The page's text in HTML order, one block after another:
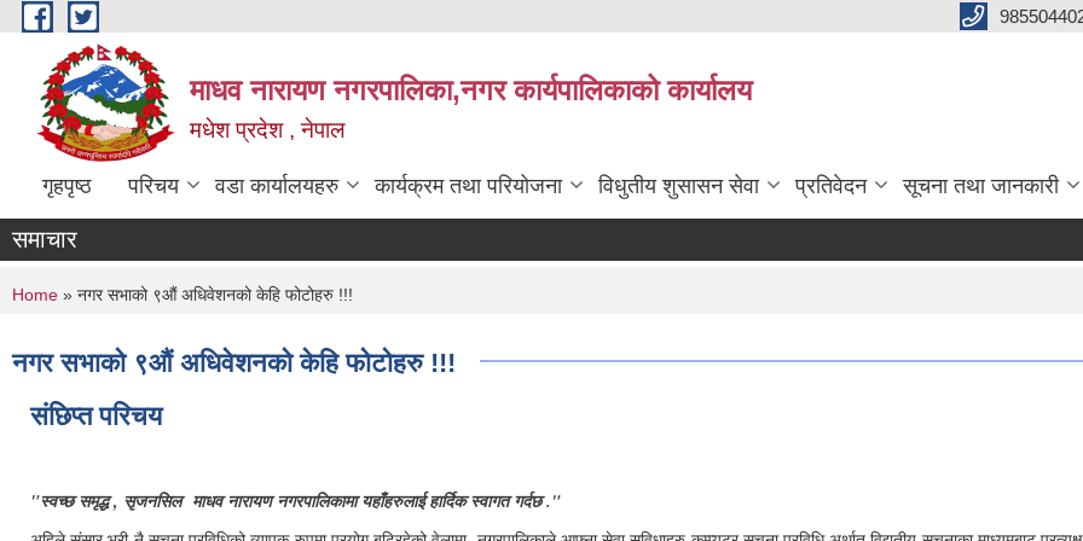
Skip to main content
माधव नारायण नगरपालिका,नगर कार्यपालिकाको कार्यालय
मधेश प्रदेश , नेपाल
गृहपृष्ठ परिचय वडा कार्यालयहरु कार्यक्रम तथा परियोजना विधुतीय शुसासन सेवा प्रतिवेदन सूचना तथा जानकारी
समाचार
You are here
Home » नगर सभाको ९औं अधिवेशनको केहि फोटोहरु !!!
नगर सभाको ९औं अधिवेशनको केहि फोटोहरु !!!
संछिप्त परिचय
"स्वच्छ समृद्ध , सृजनसिल माधव नारायण नगरपालिकामा यहाँहरुलाई हार्दिक स्वागत गर्दछ ."